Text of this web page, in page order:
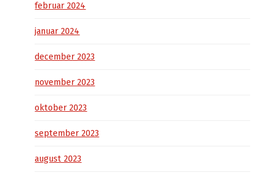
februar 2024
januar 2024
december 2023
november 2023
oktober 2023
september 2023
august 2023